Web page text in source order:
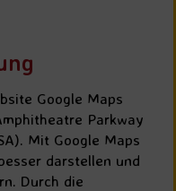
Google Maps
Parkway
Mit Google Maps
darstellen und
Durch die